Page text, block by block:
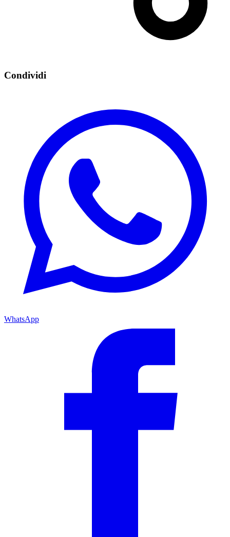
Condividi
WhatsApp